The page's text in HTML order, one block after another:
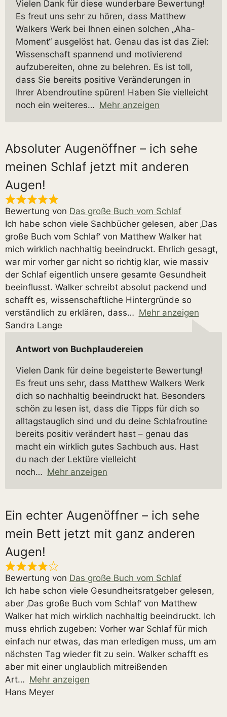
Vielen Dank für diese wunderbare Bewertung!
Es freut uns sehr zu hören, dass Matthew
Walkers Werk bei Ihnen einen solchen „Aha-
Moment“ ausgelöst hat. Genau das ist das Ziel:
Wissenschaft spannend und motivierend
aufzubereiten, ohne zu belehren. Es ist toll,
dass Sie bereits positive Veränderungen in
Ihrer Abendroutine spüren! Haben Sie vielleicht
noch ein weiteres
Mehr anzeigen
Absoluter Augenöffner – ich sehe
meinen Schlaf jetzt mit anderen
Augen!
Bewertung von Das große Buch vom Schlaf
Ich habe schon viele Sachbücher gelesen, aber ‚Das
große Buch vom Schlaf‘ von Matthew Walker hat
mich wirklich nachhaltig beeindruckt. Ehrlich gesagt,
war mir vorher gar nicht so richtig klar, wie massiv
der Schlaf eigentlich unsere gesamte Gesundheit
beeinflusst. Walker schreibt absolut packend und
schafft es, wissenschaftliche Hintergründe so
verständlich zu erklären, dass
Mehr anzeigen
Sandra Lange
Antwort von Buchplaudereien
Vielen Dank für deine begeisterte Bewertung!
Es freut uns sehr, dass Matthew Walkers Werk
dich so nachhaltig beeindruckt hat. Besonders
schön zu lesen ist, dass die Tipps für dich so
alltagstauglich sind und du deine Schlafroutine
bereits positiv verändert hast – genau das
macht ein wirklich gutes Sachbuch aus. Hast
du nach der Lektüre vielleicht
noch
Mehr anzeigen
Ein echter Augenöffner – ich sehe
mein Bett jetzt mit ganz anderen
Augen!
Bewertung von Das große Buch vom Schlaf
Ich habe schon viele Gesundheitsratgeber gelesen,
aber ‚Das große Buch vom Schlaf‘ von Matthew
Walker hat mich wirklich nachhaltig beeindruckt. Ich
muss ehrlich zugeben: Vorher war Schlaf für mich
einfach nur etwas, das man erledigen muss, um am
nächsten Tag wieder fit zu sein. Walker schafft es
aber mit einer unglaublich mitreißenden
Art
Mehr anzeigen
Hans Meyer